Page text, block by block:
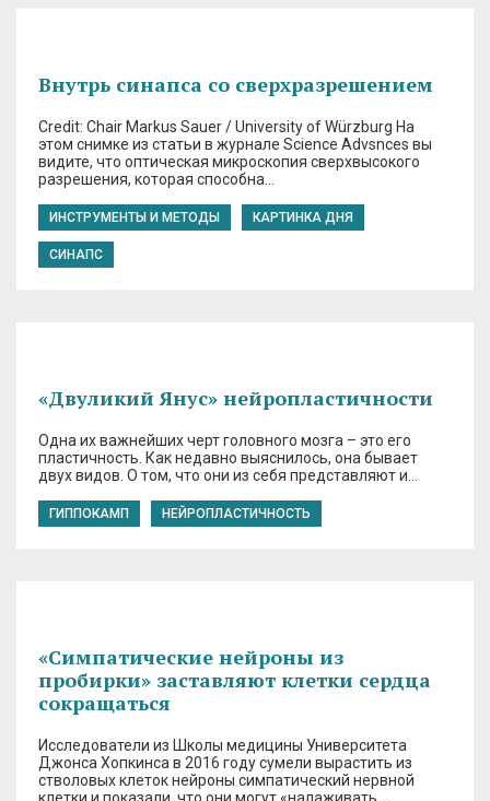
Внутрь синапса со сверхразрешением
Credit: Chair Markus Sauer / University of Würzburg На
этом снимке из статьи в журнале Science Advsnces вы
видите, что оптическая микроскопия сверхвысокого
разрешения, которая способна…
ИНСТРУМЕНТЫ И МЕТОДЫ КАРТИНКА ДНЯ
СИНАПС
«Двуликий Янус» нейропластичности
Одна их важнейших черт головного мозга – это его
пластичность. Как недавно выяснилось, она бывает
двух видов. О том, что они из себя представляют и…
ГИППОКАМП НЕЙРОПЛАСТИЧНОСТЬ
«Симпатические нейроны из
пробирки» заставляют клетки сердца
сокращаться
Исследователи из Школы медицины Университета
Джонса Хопкинса в 2016 году сумели вырастить из
стволовых клеток нейроны симпатический нервной